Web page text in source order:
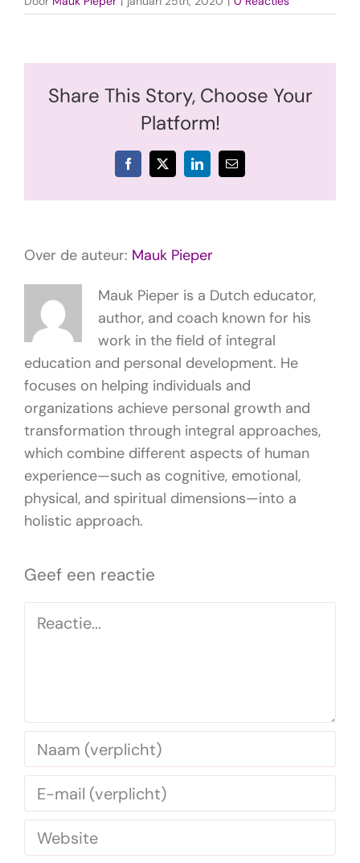
Share This Story, Choose Your
Platform!
Facebook
X LinkedIn
E-
mail
Over de auteur: Mauk Pieper
Mauk Pieper is a Dutch educator,
author, and coach known for his
work in the field of integral
education and personal development. He
focuses on helping individuals and
organizations achieve personal growth and
transformation through integral approaches,
which combine different aspects of human
experience—such as cognitive, emotional,
physical, and spiritual dimensions—into a
holistic approach.
Geef een reactie
Reactie